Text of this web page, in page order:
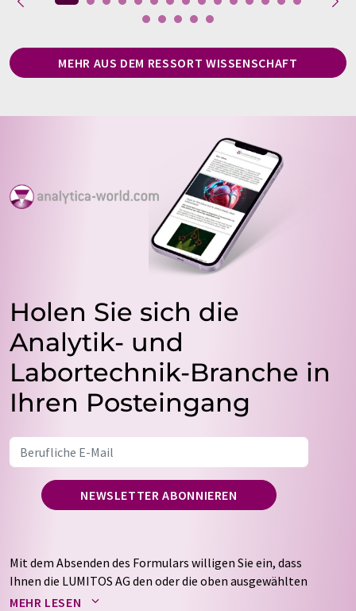
MEHR AUS DEM RESSORT WISSENSCHAFT
Holen Sie sich die
Analytik- und
Labortechnik-Branche in
Ihren Posteingang
NEWSLETTER ABONNIEREN
Mit dem Absenden des Formulars willigen Sie ein, dass
Ihnen die LUMITOS AG den oder die oben ausgewählten
Newsletter per E-Mail zusendet. Ihre Daten werden
MEHR LESEN